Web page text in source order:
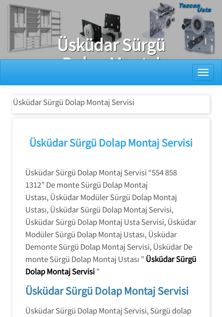
Ray Dolap Tamiri
Üsküdar Sürgü
Dolap Montaj
Servisi
Üsküdar Sürgü Dolap Montaj Servisi
Üsküdar Sürgü Dolap Montaj Servisi
Üsküdar Sürgü Dolap Montaj Servisi “554 858
1312” De monte Sürgü Dolap Montaj
Ustası, Üsküdar Modüler Sürgü Dolap Montaj
Ustası, Üsküdar Sürgü Dolap Montaj Servisi,
Üsküdar Sürgü Dolap Montaj Usta Servisi, Üsküdar
Modüler Sürgü Dolap Montaj Ustası, Üsküdar
Demonte Sürgü Dolap Montaj Servisi, Üsküdar De
monte Sürgü Dolap Montaj Ustası ” Üsküdar Sürgü
Dolap Montaj Servisi”
Üsküdar Sürgü Dolap Montaj Servisi
Üsküdar Sürgü Dolap Montaj Servisi, Sürgü dolap